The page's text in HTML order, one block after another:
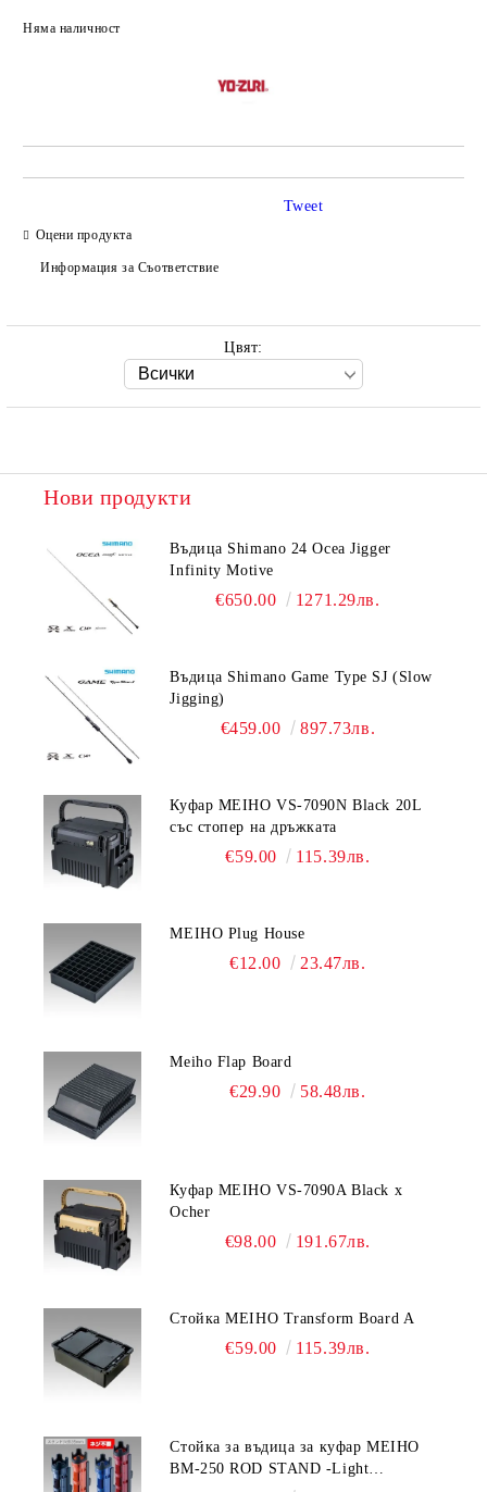
Няма наличност
Оцени продукта
Информация за Съответствие
Tweet
Цвят:
Нови продукти
Въдица Shimano 24 Ocea Jigger
Infinity Motive
€650.00 1271.29лв.
Въдица Shimano Game Type SJ (Slow
Jigging)
€459.00 897.73лв.
Куфар MEIHO VS-7090N Black 20L
със стопер на дръжката
€59.00 115.39лв.
MEIHO Plug House
€12.00 23.47лв.
Meiho Flap Board
€29.90 58.48лв.
Куфар MEIHO VS-7090A Black x
Ocher
€98.00 191.67лв.
Стойка MEIHO Transform Board A
€59.00 115.39лв.
Стойка за въдица за куфар MEIHO
BM-250 ROD STAND -Light